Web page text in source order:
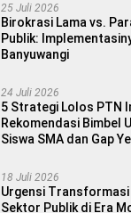
25 Juli 2026
Birokrasi Lama vs.
Publik:
Banyuwangi
24 Juli 2026
5 Strategi Lolos PTN
Rekomendasi Bimbel
Siswa SMA dan Gap
18 Juli 2026
Urgensi
Sektor Publik di Era